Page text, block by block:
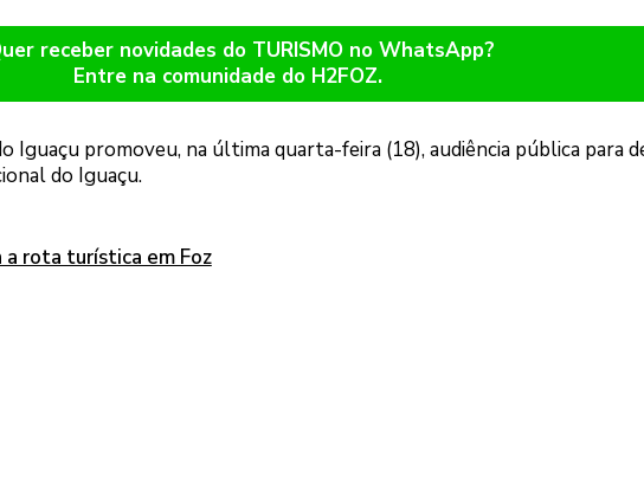
receber novidades do TURISMO no WhatsApp?
Entre na comunidade do H2FOZ.
Iguaçu promoveu, na última quarta-feira (18), audiência pública para
do Iguaçu.
a rota turística em Foz